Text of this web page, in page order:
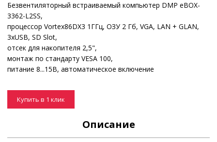
Безвентиляторный встраиваемый компьютер DMP eBOX-
3362-L2SS,
процессор Vortex86DX3 1ГГц, ОЗУ 2 Гб, VGA, LAN + GLAN,
3xUSB, SD Slot,
отсек для накопителя 2,5",
монтаж по стандарту VESA 100,
питание 8...15В, автоматическое включение
Купить в 1 клик
Описание